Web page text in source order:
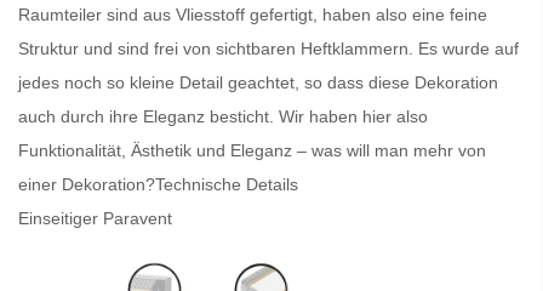
Raumteiler sind aus Vliesstoff gefertigt, haben also eine feine
Struktur und sind frei von sichtbaren Heftklammern. Es wurde auf
jedes noch so kleine Detail geachtet, so dass diese Dekoration
auch durch ihre Eleganz besticht. Wir haben hier also
Funktionalität, Ästhetik und Eleganz – was will man mehr von
einer Dekoration?Technische Details
Einseitiger Paravent